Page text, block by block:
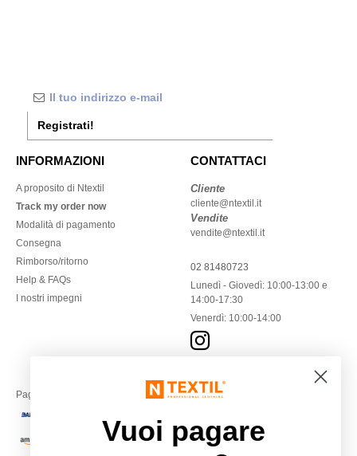
Registrati!
INFORMAZIONI
A proposito di Ntextil
Track my order now
Modalità di pagamento
Consegna
Rimborso/ritorno
Help & FAQs
I nostri impegni
CONTATTACI
Cliente
cliente@ntextil.it
Vendite
vendite@ntextil.it
02 81480723
Lunedì - Giovedì: 10:00-13:00 e
14:00-17:30
Venerdì: 10:00-14:00
Paga con
Vuoi pagare